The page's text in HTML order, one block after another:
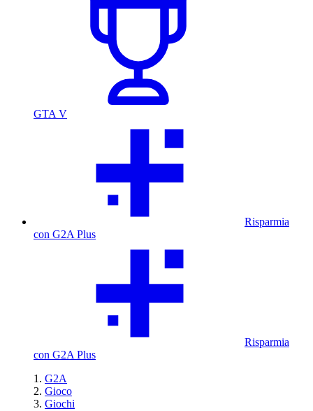
GTA V
Risparmia
con G2A Plus
Risparmia
con G2A Plus
G2A
Gioco
Giochi